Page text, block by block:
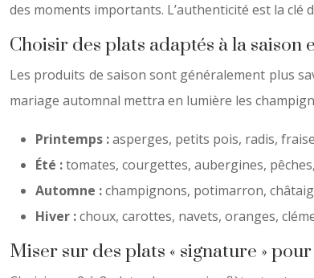
des moments importants. L’authenticité est la clé
Choisir des plats adaptés à la saison
Les produits de saison sont généralement plus
mariage automnal mettra en lumière les
Printemps :asperges, petits pois, radis,
Été :tomates, courgettes, aubergines,
Automne :champignons, potimarron,
Hiver :choux, carottes, navets, oranges,
Miser sur des plats « signature »